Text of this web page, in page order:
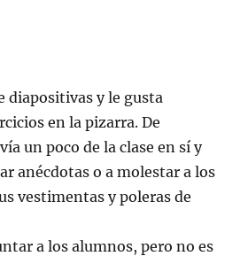
diapositivas y le gusta
en la pizarra. De
un poco de la clase en sí y
anécdotas o a molestar a los
vestimentas y poleras de
a los alumnos, pero no es